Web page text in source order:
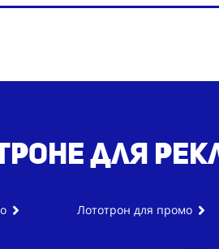
для
Лототрон для промо